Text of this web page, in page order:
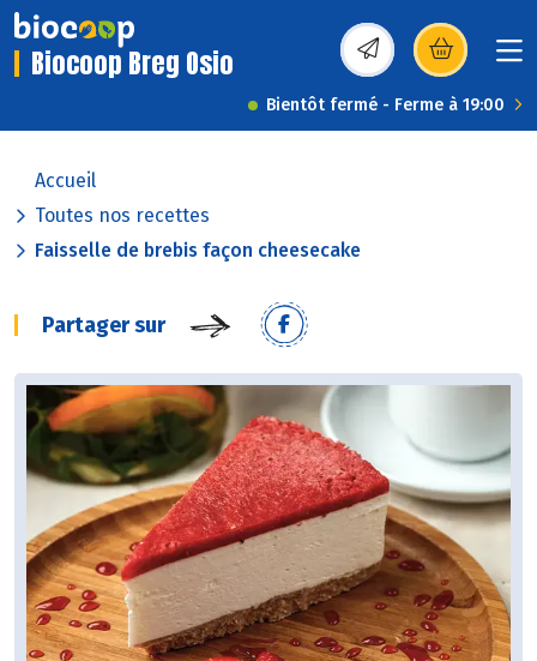
Biocoop Breg Osio (s’ouvre dans une
Bientôt fermé - Ferme à 19:00
Accueil
Toutes nos recettes
Faisselle de brebis façon cheesecake
Partager sur